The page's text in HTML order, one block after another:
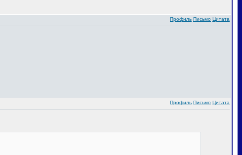
Профиль Письмо Цитата
Профиль Письмо Цитата